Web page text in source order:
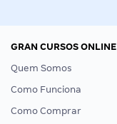
GRAN CURSOS ONLINE
Quem Somos
Como Funciona
Como Comprar